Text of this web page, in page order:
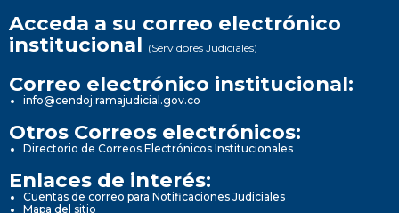
Acceda a su correo electrónico
institucional (Servidores Judiciales)
Correo electrónico institucional:
info@cendoj.ramajudicial.gov.co
Otros Correos electrónicos:
Directorio de Correos Electrónicos Institucionales
Enlaces de interés:
Cuentas de correo para Notificaciones Judiciales
Mapa del sitio